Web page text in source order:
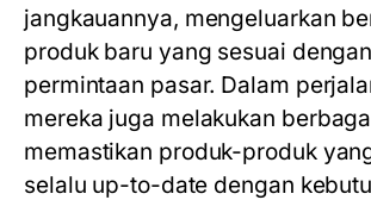
jangkauannya, mengeluarkan
produk baru yang sesuai
permintaan pasar. Dalam
mereka juga melakukan
memastikan produk-produk
selalu up-to-date dengan